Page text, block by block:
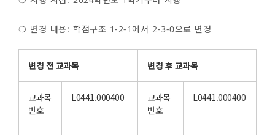
❍ 변경 내용: 학점구조 1-2-1에서 2-3-0으로 변경
변경 전 교과목 변경 후 교과목
교과목
번호
L0441.000400
교과목
번호
L0441.000400